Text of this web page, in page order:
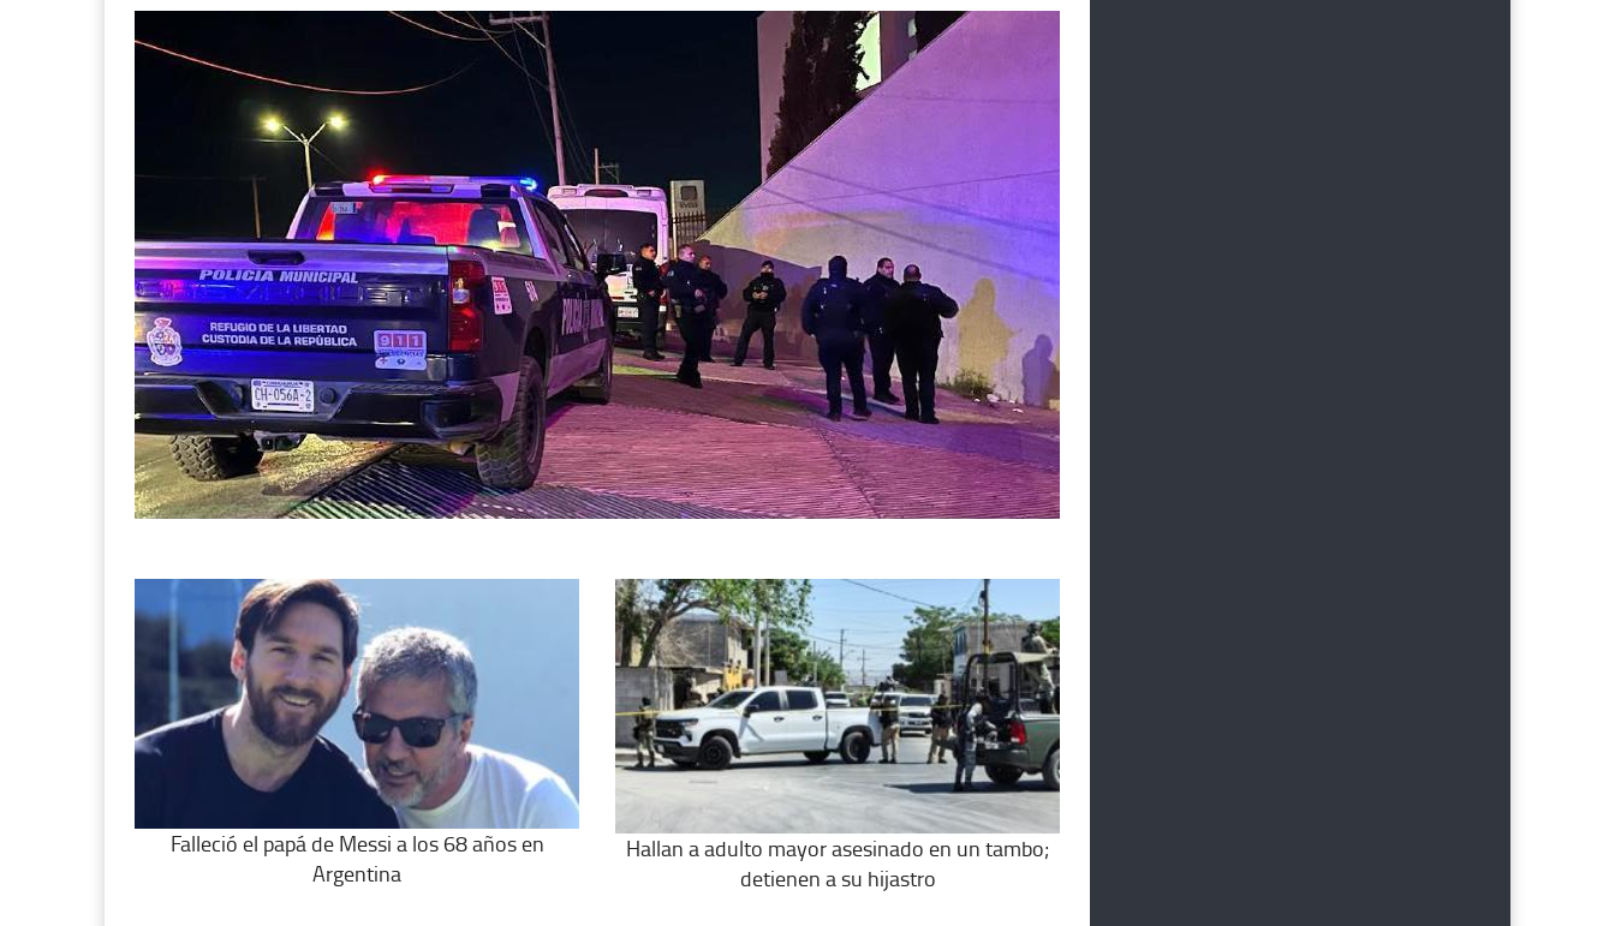
Falleció el papá de Messi a los 68 años en
Argentina
Hallan a adulto mayor asesinado en un tambo;
detienen a su hijastro